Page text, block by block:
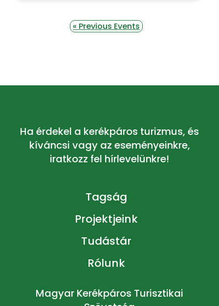
« Previous Events
Tagság
Projektjeink
Tudástár
Rólunk
Magyar Kerékpáros Turisztikai
Ha érdekel a kerékpáros turizmus, és
kíváncsi vagy az eseményeinkre,
iratkozz fel hírlevelünkre!